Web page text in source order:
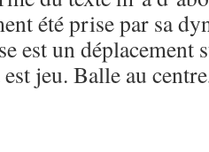
été prise par sa
est un déplacement
jeu. Balle au